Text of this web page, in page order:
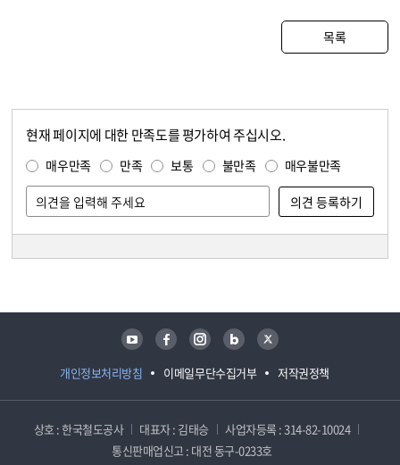
목록
현재 페이지에 대한 만족도를 평가하여 주십시오.
매우만족 만족 보통 불만족 매우불만족
개인정보처리방침 이메일무단수집거부 저작권정책
유튜브 페이스북 인스타그램 블로그 트위터
상호 : 한국철도공사 대표자 : 김태승
사업자등록 : 314-82-10024
통신판매업신고 : 대전 동구-0233호